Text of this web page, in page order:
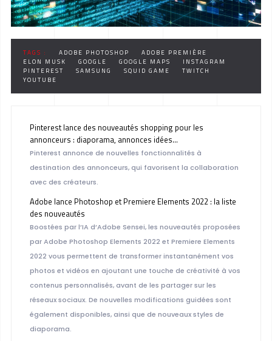
TAGS : ADOBE PHOTOSHOP
ADOBE PREMIÈRE
ELON MUSK
GOOGLE GOOGLE MAPS
INSTAGRAM
PINTEREST
SAMSUNG SQUID GAME
TWITCH
YOUTUBE
Pinterest lance des nouveautés shopping pour les
annonceurs : diaporama, annonces idées…
Pinterest annonce de nouvelles fonctionnalités à
destination des annonceurs, qui favorisent la collaboration
avec des créateurs.
Adobe lance Photoshop et Premiere Elements 2022 : la liste
des nouveautés
Boostées par l’IA d’Adobe Sensei, les nouveautés proposées
par Adobe Photoshop Elements 2022 et Premiere Elements
2022 vous permettent de transformer instantanément vos
photos et vidéos en ajoutant une touche de créativité à vos
contenus personnalisés, avant de les partager sur les
réseaux sociaux. De nouvelles modifications guidées sont
également disponibles, ainsi que de nouveaux styles de
diaporama.